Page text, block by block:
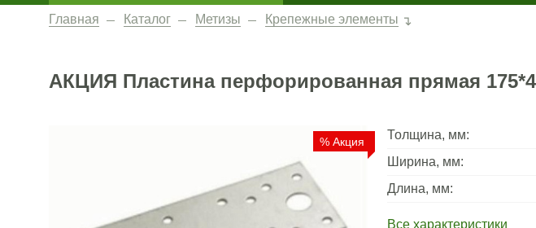
Главная Каталог Метизы Крепежные элементы
АКЦИЯ Пластина перфорированная прямая
% Акция
Толщина, мм:
Ширина, мм:
Длина, мм:
Все характеристики